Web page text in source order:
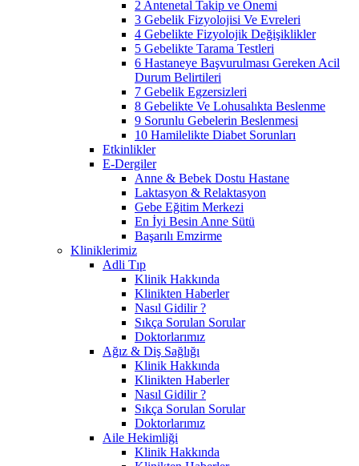
2 Antenetal Takip ve Önemi
3 Gebelik Fizyolojisi Ve Evreleri
4 Gebelikte Fizyolojik Değişiklikler
5 Gebelikte Tarama Testleri
6 Hastaneye Başvurulması Gereken Acil
Durum Belirtileri
7 Gebelik Egzersizleri
8 Gebelikte Ve Lohusalıkta Beslenme
9 Sorunlu Gebelerin Beslenmesi
10 Hamilelikte Diabet Sorunları
Etkinlikler
E-Dergiler
Anne & Bebek Dostu Hastane
Laktasyon & Relaktasyon
Gebe Eğitim Merkezi
En İyi Besin Anne Sütü
Başarılı Emzirme
Kliniklerimiz
Adli Tıp
Klinik Hakkında
Klinikten Haberler
Nasıl Gidilir ?
Sıkça Sorulan Sorular
Doktorlarımız
Ağız & Diş Sağlığı
Klinik Hakkında
Klinikten Haberler
Nasıl Gidilir ?
Sıkça Sorulan Sorular
Doktorlarımız
Aile Hekimliği
Klinik Hakkında